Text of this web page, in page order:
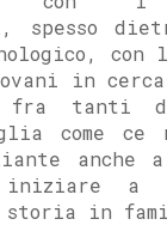
spesso
in
fra tanti
come ce
anche
a
storia in